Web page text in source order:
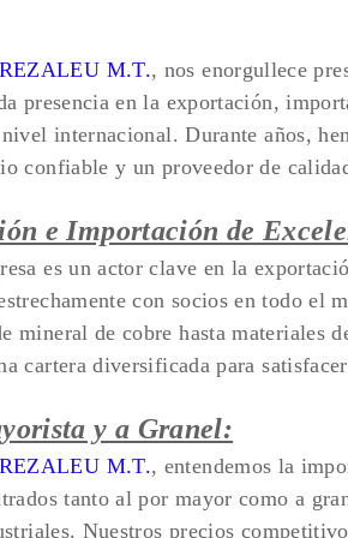
M.T., nos enorgullece
presencia en la exportación,
internacional. Durante años,
confiable y un proveedor de
e Importación de
es un actor clave en la
con socios en todo el
mineral de cobre hasta materiales
cartera diversificada para
y a Granel:
M.T., entendemos la
tanto al por mayor como a
Nuestros precios